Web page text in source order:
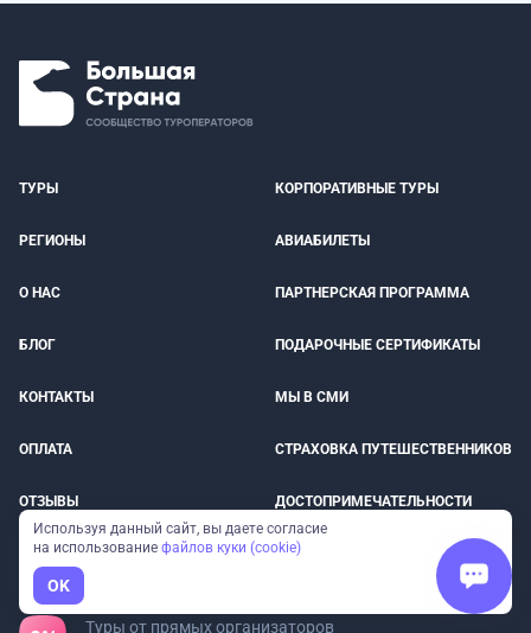
ТУРЫ КОРПОРАТИВНЫЕ ТУРЫ
РЕГИОНЫ АВИАБИЛЕТЫ
О НАС ПАРТНЕРСКАЯ ПРОГРАММА
БЛОГ ПОДАРОЧНЫЕ СЕРТИФИКАТЫ
КОНТАКТЫ МЫ В СМИ
ОПЛАТА СТРАХОВКА ПУТЕШЕСТВЕННИКОВ
ОТЗЫВЫ ДОСТОПРИМЕЧАТЕЛЬНОСТИ
ВЕБИНАРЫ
Туры от прямых организаторов
Используя данный сайт, вы даете согласие
на использование файлов куки (cookie)
OK